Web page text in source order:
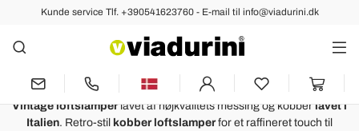
Kunde service Tlf. +390541623760 - E-mail til info@viadurini.dk
Vintage Loftslamper og Retro
Loftslamper - Made in Italy
Vintage loftslamperlavet af højkvalitets messing og kobberlavet i
Italien. Retro-stil kobber loftslamperfor et raffineret touch til